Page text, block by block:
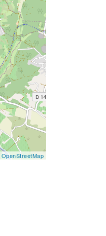
OpenStreetMap